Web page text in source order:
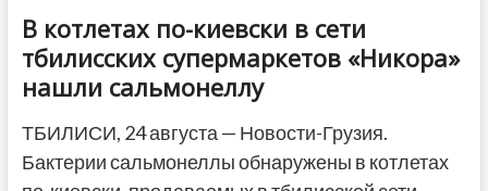
В котлетах по-киевски в сети
тбилисских супермаркетов «Никора»
нашли сальмонеллу
ТБИЛИСИ, 24 августа — Новости-Грузия.
Бактерии сальмонеллы обнаружены в котлетах